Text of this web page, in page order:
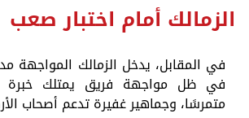
الزمالك أمام اختبار صعب
في المقابل، يدخل الزمالك المواجهة
في ظل مواجهة فريق يمتلك خبرة
متمرسًا، وجماهير غفيرة تدعم أصحاب